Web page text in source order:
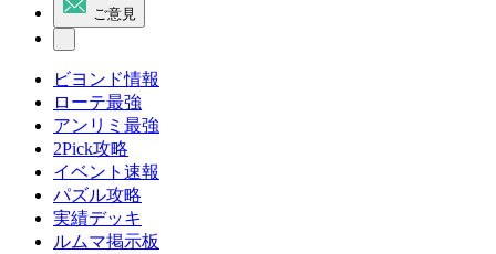
ご意見
ビヨンド情報
ローテ最強
アンリミ最強
2Pick攻略
イベント速報
パズル攻略
実績デッキ
ルムマ掲示板